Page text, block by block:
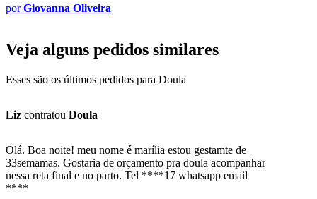
porGiovanna Oliveira
Veja alguns pedidos similares
Esses são os últimos pedidos para Doula
Liz contratou Doula
Olá. Boa noite! meu nome é marília estou gestamte de
33semamas. Gostaria de orçamento pra doula acompanhar
nessa reta final e no parto. Tel ****17 whatsapp email
****